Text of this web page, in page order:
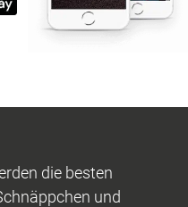
die besten
und